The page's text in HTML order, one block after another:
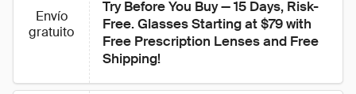
Envío
gratuito
Try Before You Buy — 15 Days, Risk-
Free. Glasses Starting at $79 with
Free Prescription Lenses and Free
Shipping!